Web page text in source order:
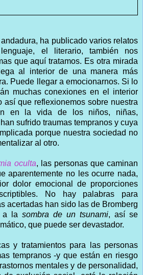
ha publicado varios relatos
el literario, también nos
que aquí tratamos. Es otra mirada
al interior de una manera más
Puede llegar a emocionarnos. Si lo
muchas conexiones en el interior
así que reflexionemos sobre nuestra
en la vida de los niños, niñas,
sufrido traumas tempranos y cuya
porque nuestra sociedad no
al otro.
oculta, las personas que caminan
aparentemente no les ocurre nada,
dolor emocional de proporciones
No hay palabras para
acertadas han sido las de Bromberg
a la sombra de un tsunami, así se
que puede ser devastador.
y tratamientos para las personas
tempranos -y que están en riesgo
mentales y de personalidad,